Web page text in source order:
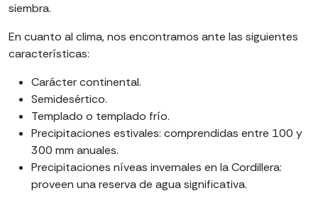
siembra.
En cuanto al clima, nos encontramos ante las siguientes
características:
Carácter continental.
Semidesértico.
Templado o templado frío.
Precipitaciones estivales: comprendidas entre 100 y
300 mm anuales.
Precipitaciones níveas invernales en la Cordillera:
proveen una reserva de agua significativa.